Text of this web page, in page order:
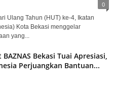
0
Ulang Tahun (HUT) ke-4, Ikatan
Kota Bekasi menggelar
yang...
BAZNAS Bekasi Tuai Apresiasi,
Perjuangkan Bantuan...